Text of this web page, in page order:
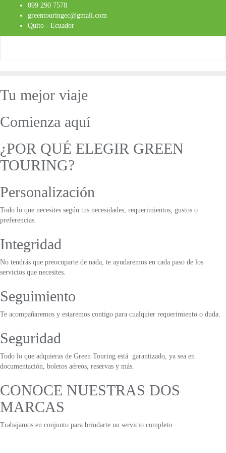
contenido
099 290 7578
greentouringec@gmail.com
Quito - Ecuador
Tu mejor viaje
Comienza aquí
¿POR QUÉ ELEGIR GREEN
TOURING?
Personalización
Todo lo que necesites según tus necesidades, requerimientos, gustos o
preferencias.
Integridad
No tendrás que preocuparte de nada, te ayudaremos en cada paso de los
servicios que necesites.
Seguimiento
Te acompañaremos y estaremos contigo para cualquier requerimiento o duda.
Seguridad
Todo lo que adquieras de Green Touring está garantizado, ya sea en
documentación, boletos aéreos, reservas y más.
CONOCE NUESTRAS DOS
MARCAS
Trabajamos en conjunto para brindarte un servicio completo